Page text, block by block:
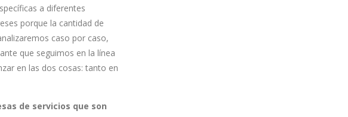
a diferentes
porque la cantidad de
caso por caso,
que seguimos en la línea
en las dos cosas: tanto en
de servicios que son